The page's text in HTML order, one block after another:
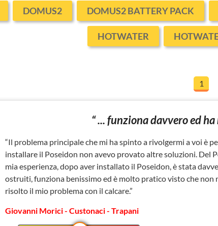
DOMUS2 DOMUS2 BATTERY PACK
HOTWATER
1
“ ... funziona davvero ed
“Il problema principale che mi ha spinto a rivolgermi a voi è
installare il Poseidon non avevo provato altre soluzioni. Del
mia esperienza, dopo aver installato il Poseidon, è stata
ostruiti, funziona benissimo ed è molto pratico visto che non
risolto il mio problema con il calcare.”
Giovanni Morici - Custonaci - Trapani